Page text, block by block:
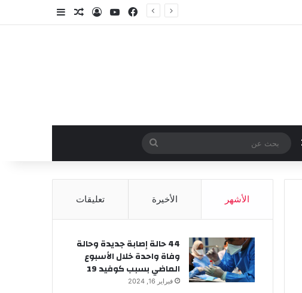
فيسبوك‫YouTubeتسجيل الدخول
مقال عشوائي
مقال عشوائي
عن
الأشهر الأخيرة تعليقات
44 حالة إصابة جديدة وحالة
وفاة واحدة خلال الأسبوع
الماضي بسبب كوفيد 19
فبراير 16, 2024